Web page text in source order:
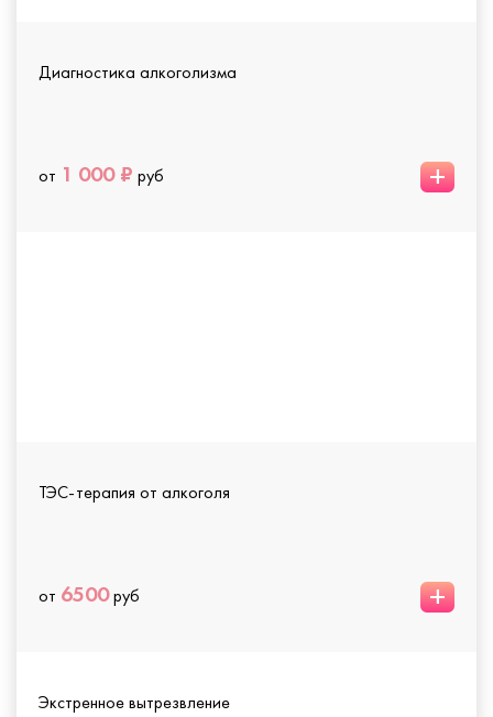
Диагностика алкоголизма
от 1 000 ₽ руб +
ТЭС-терапия от алкоголя
от 6500руб +
Экстренное вытрезвление